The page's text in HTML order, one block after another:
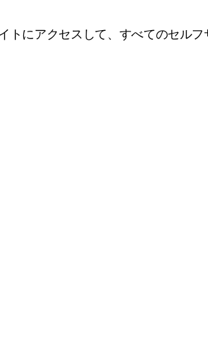
にアクセスして、すべてのセル